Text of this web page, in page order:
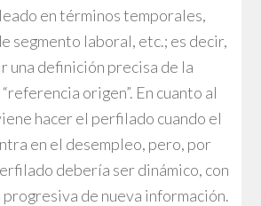
en términos temporales,
segmento laboral, etc.; es decir,
una definición precisa de la
origen”. En cuanto al
hacer el perfilado cuando el
en el desempleo, pero, por
debería ser dinámico, con
de nueva información.